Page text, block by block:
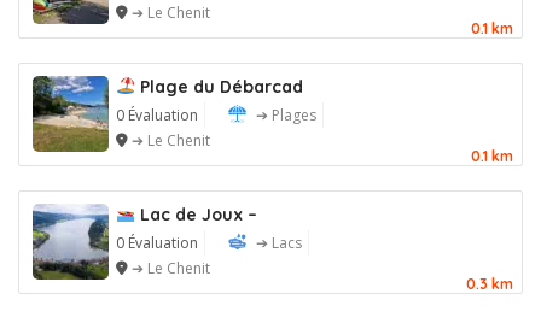
➔ Le Chenit
0.1 km
Plage du Débarcad
0 Évaluation
➔ Plages
➔ Le Chenit
0.1 km
Lac de Joux –
0 Évaluation
➔ Lacs
➔ Le Chenit
0.3 km